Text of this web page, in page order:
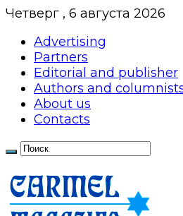
Четверг , 6 августа 2026
Advertising
Partners
Editorial and publisher
Authors and
About us
Contacts